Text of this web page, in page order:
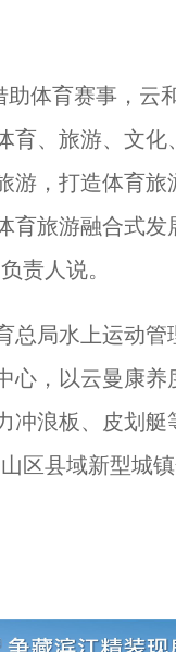
体育赛事，云
育、旅游、文
游，打造体育
育旅游融合式
责人说。
局水上运动管
心，以云曼康
冲浪板、皮划
区县域新型城